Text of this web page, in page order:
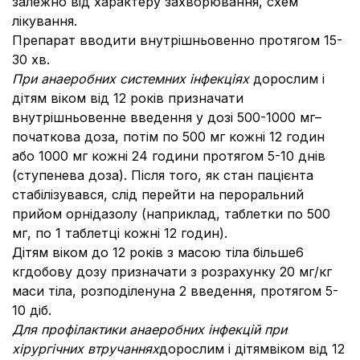
лікування.
Препарат вводити внутрішньовенно протягом 15-
30 хв.
При анаеробних системних інфекціяхдорослим і
дітям віком від 12 років призначати
внутрішньовенне введення у дозі 500-1000 мг–
початкова доза, потім по 500 мг кожні 12 годин
або 1000 мг кожні 24 години протягом 5-10 днів
(ступенева доза). Після того, як стан пацієнта
стабілізувався, слід перейти на пероральний
прийом орнідазолу (наприклад, таблетки по 500
мг, по 1 таблетці кожні 12 годин).
Дітям віком до 12 років з масою тіла більше6
кгдобову дозу призначати з розрахунку 20 мг/кг
маси тіла, розподіленуна 2 введення, протягом 5-
10 діб.
Для профілактики анаеробних інфекцій при
хірургічних втручанняхдорослим і дітямвіком від 12